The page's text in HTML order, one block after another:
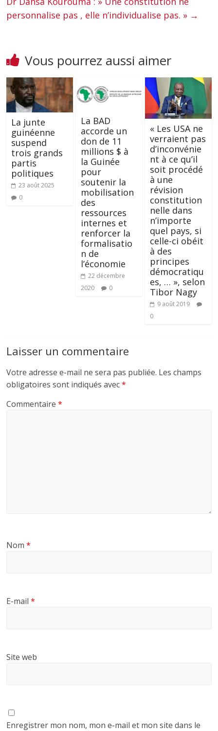
personnalise pas , elle n’individualise pas. » →
Vous pourrez aussi aimer
La junte
guinéenne
suspend
trois grands
partis
politiques
23 août 2025
0
La BAD
accorde un
don de 11
millions $ à
la Guinée
pour
soutenir la
mobilisation
des
ressources
internes et
renforcer la
formalisatio
n de
l’économie
22 décembre
2020
0
« Les USA ne
verraient pas
d’inconvénie
nt à ce qu’il
soit procédé
à une
révision
constitution
nelle dans
n’importe
quel pays, si
celle-ci obéit
à des
principes
démocratiqu
es, … », selon
Tibor Nagy
9 août 2019
0
Laisser un commentaire
Votre adresse e-mail ne sera pas publiée. Les champs
obligatoires sont indiqués avec*
Commentaire*
Nom*
E-mail*
Site web
Enregistrer mon nom, mon e-mail et mon site dans le